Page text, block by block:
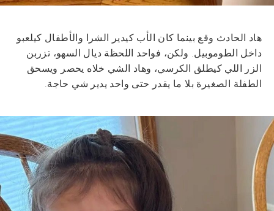
هاد الحادث وقع بينما كان الأب كيدير الشرا والأطفال كيلعبو
داخل الطوموبيل. ولكن، فواحد اللحظة ديال السهو، تزربن
الزر اللي كيطلق الكرسي، وهاد الشي خلاه يحصر ويسحق
الطفلة الصغيرة بلا ما يقدر حتى واحد يدير شي حاجة.